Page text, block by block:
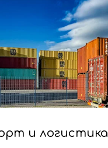
и логистика